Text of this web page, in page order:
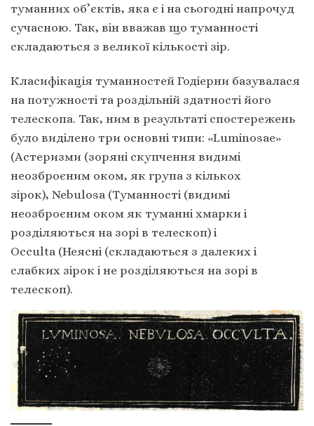
туманних об’єктів, яка є і на сьогодні напрочуд
сучасною. Так, він вважав що туманності
складаються з великої кількості зір.
Класифікація туманностей Годіерни базувалася
на потужності та роздільній здатності його
телескопа. Так, ним в результаті спостережень
було виділено три основні типи: «Luminosae»
(Астеризми (зоряні скупчення видимі
неозброєним оком, як група з кількох
зірок), Nebulosa (Туманності (видимі
неозброєним оком як туманні хмарки і
розділяються на зорі в телескоп) і
Оcculta (Неясні (складаються з далеких і
слабких зірок і не розділяються на зорі в
телескоп).